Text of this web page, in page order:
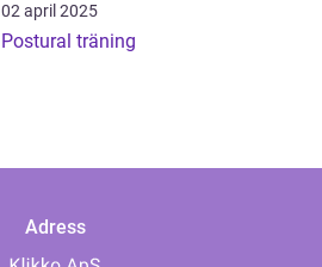
02 april 2025
Postural träning
Adress